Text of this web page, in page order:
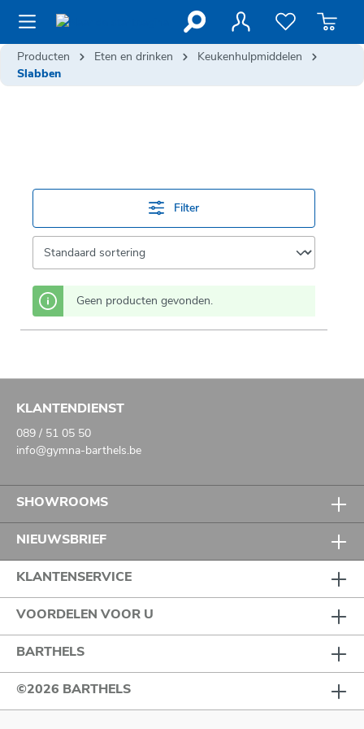
hoofdinhoud
Producten Eten en drinken
Keukenhulpmiddelen
Slabben
Filter
Geen producten gevonden.
KLANTENDIENST
089 / 51 05 50
info@gymna-barthels.be
SHOWROOMS
NIEUWSBRIEF
KLANTENSERVICE
VOORDELEN VOOR U
BARTHELS
©2026 BARTHELS